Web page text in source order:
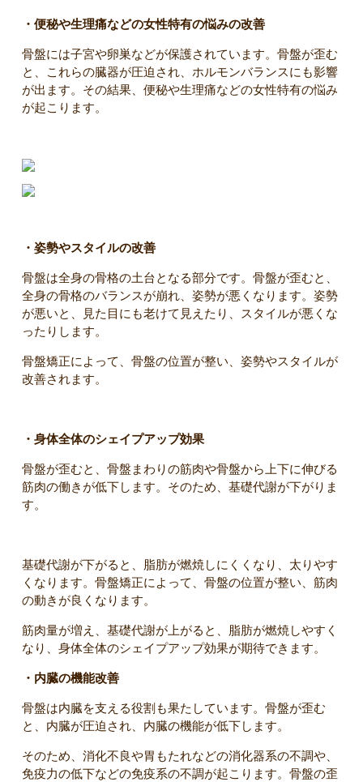
・便秘や生理痛などの女性特有の悩みの改善
骨盤には子宮や卵巣などが保護されています。骨盤が歪む
と、これらの臓器が圧迫され、ホルモンバランスにも影響
が出ます。その結果、便秘や生理痛などの女性特有の悩み
が起こります。
・姿勢やスタイルの改善
骨盤は全身の骨格の土台となる部分です。骨盤が歪むと、
全身の骨格のバランスが崩れ、姿勢が悪くなります。姿勢
が悪いと、見た目にも老けて見えたり、スタイルが悪くな
ったりします。
骨盤矯正によって、骨盤の位置が整い、姿勢やスタイルが
改善されます。
・身体全体のシェイプアップ効果
骨盤が歪むと、骨盤まわりの筋肉や骨盤から上下に伸びる
筋肉の働きが低下します。そのため、基礎代謝が下がりま
す。
基礎代謝が下がると、脂肪が燃焼しにくくなり、太りやす
くなります。骨盤矯正によって、骨盤の位置が整い、筋肉
の動きが良くなります。
筋肉量が増え、基礎代謝が上がると、脂肪が燃焼しやすく
なり、身体全体のシェイプアップ効果が期待できます。
・内臓の機能改善
骨盤は内臓を支える役割も果たしています。骨盤が歪む
と、内臓が圧迫され、内臓の機能が低下します。
そのため、消化不良や胃もたれなどの消化器系の不調や、
免疫力の低下などの免疫系の不調が起こります。骨盤の歪